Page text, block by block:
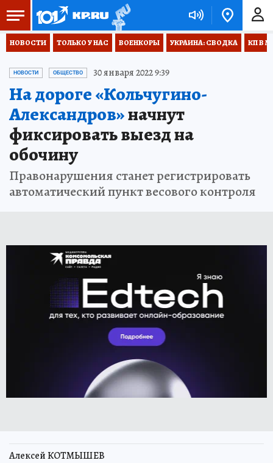
НОВОСТИ ТОЛЬКО У НАС ВОЕНКОРЫ УКРАИНА: СВОДКА КП В
НОВОСТИ ОБЩЕСТВО 30 января 2022 9:39
На дороге «Кольчугино-
Александров»начнут
фиксировать выезд на
обочину
Правонарушения станет регистрировать
автоматический пункт весового контроля
Алексей КОТМЫШЕВ